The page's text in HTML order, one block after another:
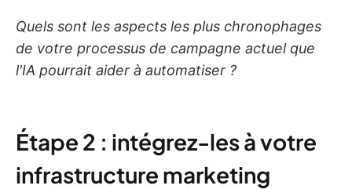
Quels sont les aspects les plus chronophages
de votre processus de campagne actuel que
l'IA pourrait aider à automatiser ?
Étape 2 : intégrez-les à votre
infrastructure marketing